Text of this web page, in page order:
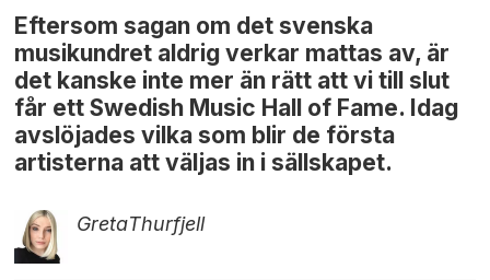
Eftersom sagan om det svenska
musikundret aldrig verkar mattas av, är
det kanske inte mer än rätt att vi till slut
får ett Swedish Music Hall of Fame. Idag
avslöjades vilka som blir de första
artisterna att väljas in i sällskapet.
GretaThurfjell